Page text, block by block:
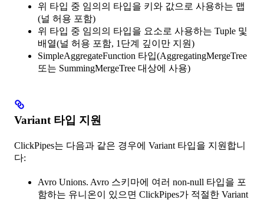
위 타입 중 임의의 타입을 키와 값으로 사용하는 맵
(널 허용 포함)
위 타입 중 임의의 타입을 요소로 사용하는 Tuple 및
배열(널 허용 포함, 1단계 깊이만 지원)
SimpleAggregateFunction 타입(AggregatingMergeTree
또는 SummingMergeTree 대상에 사용)
Variant 타입 지원
ClickPipes는 다음과 같은 경우에 Variant 타입을 지원합니
다:
Avro Unions. Avro 스키마에 여러 non-null 타입을 포
함하는 유니온이 있으면 ClickPipes가 적절한 Variant